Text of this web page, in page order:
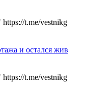
t.me/vestnikg
и остался жив
t.me/vestnikg